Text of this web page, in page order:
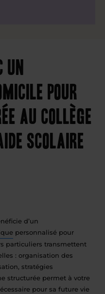
un
pour
au collège
scolaire
d’un
personnalisé pour
particuliers transmettent
: organisation des
stratégies
structurée permet à votre
pour sa future vie